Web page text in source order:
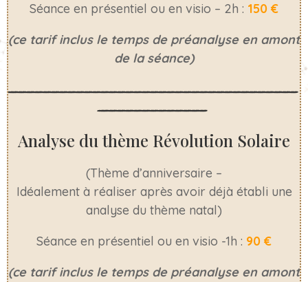
Séance en présentiel ou en visio – 2h : 150 €
(ce tarif inclus le temps de préanalyse en amont
de la séance)
___________________________________
_____________
Analyse du thème Révolution Solaire
(Thème d’anniversaire –
Idéalement à réaliser après avoir déjà établi une
analyse du thème natal)
Séance en présentiel ou en visio -1h : 90 €
(ce tarif inclus le temps de préanalyse en amont